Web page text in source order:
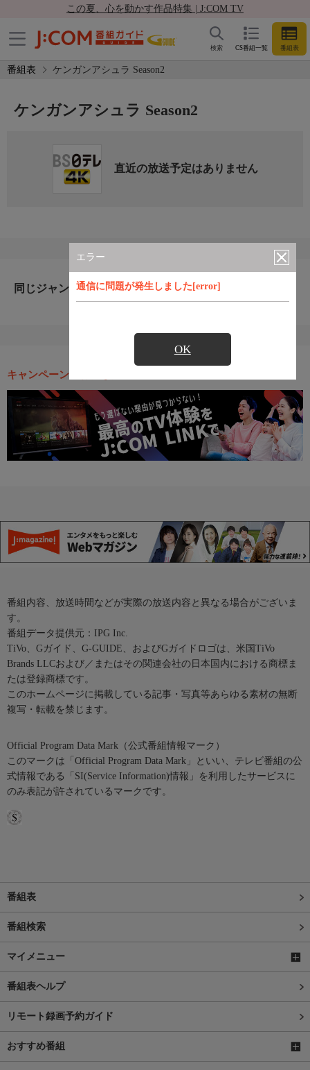
この夏、心を動かす作品特集 | J:COM TV
CS番組一覧 番組表
検索
番組表 ケンガンアシュラ Season2
エラー
通信に問題が発生しました[error]
OK
ケンガンアシュラ Season2
直近の放送予定はありません
同じジャンルのおすすめ番組
キャンペーン・お得な情報
番組内容、放送時間などが実際の放送内容と異なる場合がございま
す。
番組データ提供元：IPG Inc.
TiVo、Gガイド、G-GUIDE、およびGガイドロゴは、米国TiVo
Brands LLCおよび／またはその関連会社の日本国内における商標ま
たは登録商標です。
このホームページに掲載している記事・写真等あらゆる素材の無断
複写・転載を禁じます。
Official Program Data Mark（公式番組情報マーク）
このマークは「Official Program Data Mark」といい、テレビ番組の公
式情報である「SI(Service Information)情報」を利用したサービスに
のみ表記が許されているマークです。
番組表
番組検索
マイメニュー
番組表ヘルプ
リモート録画予約ガイド
おすすめ番組